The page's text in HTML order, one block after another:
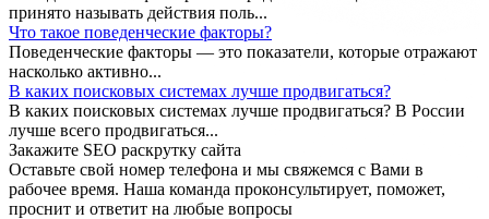
принято называть действия поль...
Что такое поведенческие факторы?
Поведенческие факторы — это показатели, которые отражают
насколько активно...
В каких поисковых системах лучше продвигаться?
В каких поисковых системах лучше продвигаться? В России
лучше всего продвигаться...
Закажите SEO раскрутку сайта
Оставьте свой номер телефона и мы свяжемся с Вами в
рабочее время. Наша команда проконсультирует, поможет,
проснит и ответит на любые вопросы